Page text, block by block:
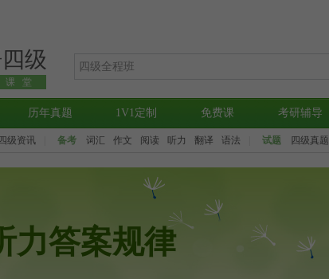
级
课堂
历年真题 1V1定制 免费课 考研辅导
四级资讯 备考 词汇 作文 阅读 听力 翻译 语法 试题 四级真题
力答案规律